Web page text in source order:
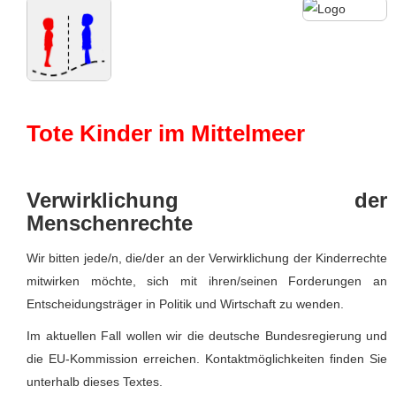
Tote Kinder im Mittelmeer
Verwirklichung der
Menschenrechte
Wir bitten jede/n, die/der an der Verwirklichung der Kinderrechte
mitwirken möchte, sich mit ihren/seinen Forderungen an
Entscheidungsträger in Politik und Wirtschaft zu wenden.
Im aktuellen Fall wollen wir die deutsche Bundesregierung und
die EU-Kommission erreichen. Kontaktmöglichkeiten finden Sie
unterhalb dieses Textes.